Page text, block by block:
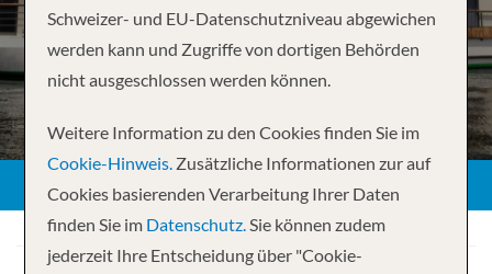
Schweizer- und EU-Datenschutzniveau abgewichen
werden kann und Zugriffe von dortigen Behörden
nicht ausgeschlossen werden können.
Weitere Information zu den Cookies finden Sie im
Cookie-Hinweis. Zusätzliche Informationen zur auf
Cookies basierenden Verarbeitung Ihrer Daten
finden Sie im Datenschutz.Sie können zudem
jederzeit Ihre Entscheidung über "Cookie-